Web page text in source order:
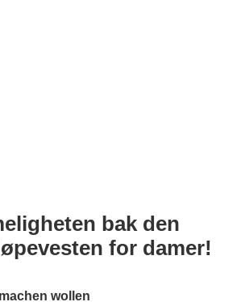
bak den
for damer!
wollen